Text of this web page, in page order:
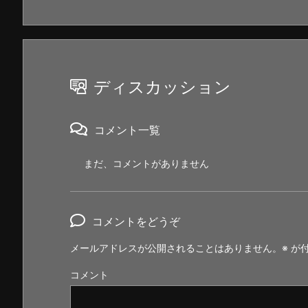
ディスカッション
コメント一覧
まだ、コメントがありません
コメントをどうぞ
メールアドレスが公開されることはありません。 ※ が
コメント